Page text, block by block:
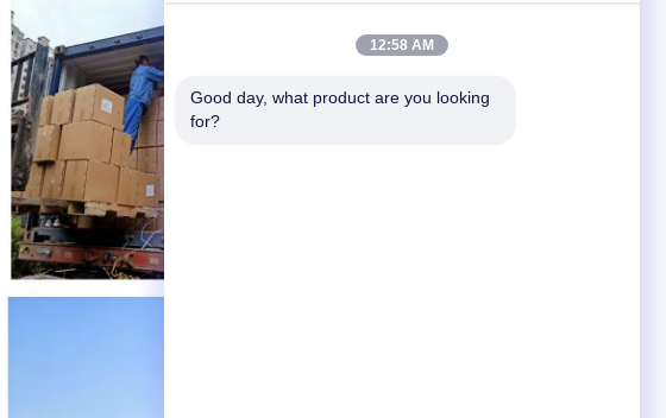
12:58 AM
Good day, what product are you looking
for?